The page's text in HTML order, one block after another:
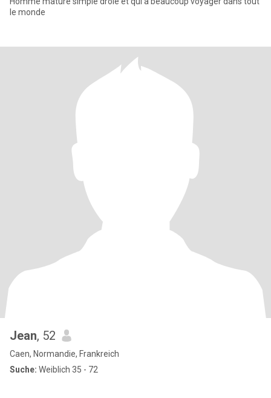
le monde
Jean, 52
Caen, Normandie, Frankreich
Suche: Weiblich 35 - 72